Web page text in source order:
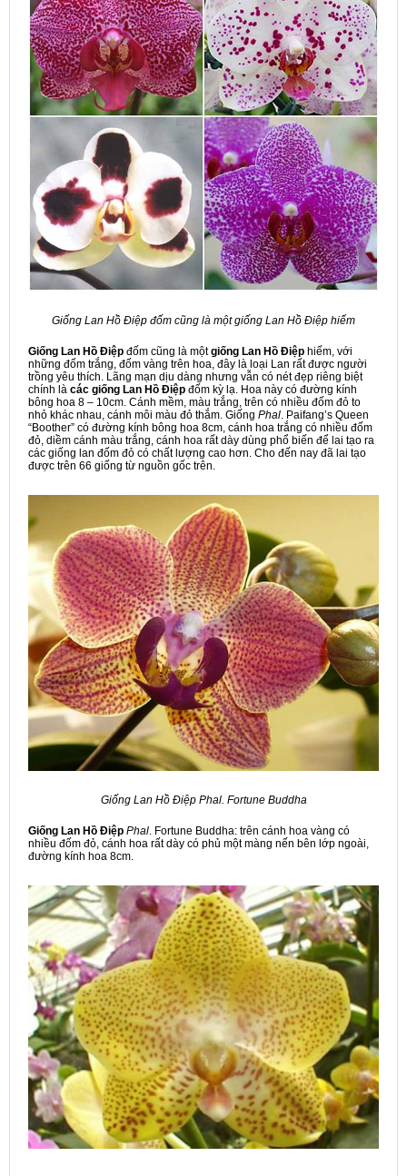
Giống Lan Hồ Điệp đốm cũng là một giống Lan Hồ Điệp hiếm
Giống Lan Hồ Điệp đốm cũng là mộtgiống Lan Hồ Điệp hiếm, với
những đốm trắng, đốm vàng trên hoa, đây là loại Lan rất được người
trồng yêu thích. Lãng mạn dịu dàng nhưng vẫn có nét đẹp riêng biệt
chính là các giống Lan Hồ Điệp đốm kỳ lạ. Hoa này có đường kính
bông hoa 8 – 10cm. Cánh mềm, màu trắng, trên có nhiều đốm đỏ to
nhỏ khác nhau, cánh môi màu đỏ thắm. Giống Phal. Paifang’s Queen
“Boother” có đường kính bông hoa 8cm, cánh hoa trắng có nhiều đốm
đỏ, diềm cánh màu trắng, cánh hoa rất dày dùng phổ biến để lai tạo ra
các giống lan đốm đỏ có chất lượng cao hơn. Cho đến nay đã lai tạo
được trên 66 giống từ nguồn gốc trên.
Giống Lan Hồ Điệp Phal. Fortune Buddha
Giống Lan Hồ Điệp Phal. Fortune Buddha: trên cánh hoa vàng có
nhiều đốm đỏ, cánh hoa rất dày có phủ một màng nến bên lớp ngoài,
đường kính hoa 8cm.